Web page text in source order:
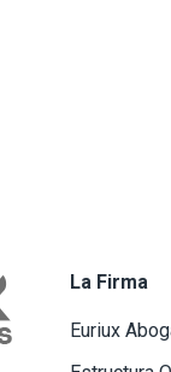
La Firma
Euriux